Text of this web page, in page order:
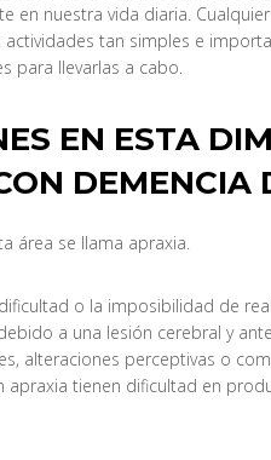
en nuestra vida diaria.
actividades tan simples e
para llevarlas a cabo.
EN ESTA
DEMENCIA
área se llama apraxia.
o la imposibilidad de
a una lesión cerebral y
alteraciones perceptivas o
apraxia tienen dificultad en